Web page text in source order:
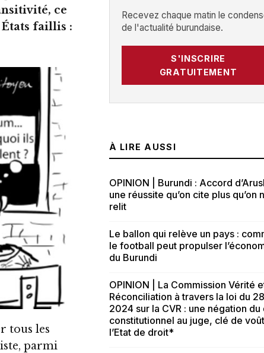
ce
États faillis :
tous les
parmi
Recevez chaque matin le
de l'actualité burundaise.
S'INSCRIRE
GRATUITEMENT
À LIRE AUSSI
OPINION | Burundi : Accord
une réussite qu’on cite plus qu’on
relit
Le ballon qui relève un pays :
le football peut propulser
du Burundi
OPINION | La Commission Vérité
Réconciliation à travers la loi du
2024 sur la CVR : une négation du
constitutionnel au juge, clé de
l’Etat de droit*